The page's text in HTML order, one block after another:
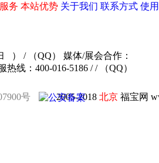
务 本站优势 关于我们 联系方式 使
） / （QQ）
媒体/展会合作：
热线：400-016-5186 / / （QQ）
号 2005-2018 北京 福宝网